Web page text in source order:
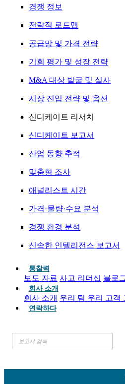
경쟁 정보
전략적 로드맵
공급망 및 가격 전략
기회 평가 및 성장 전략
M&A 대상 발굴 및 실사
시장 진입 전략 및 옵션
신디케이트 리서치
신디케이트 보고서
산업 동향 추적
맞춤형 조사
애널리스트 시간
가격·물량·수요 분석
경쟁 환경 분석
신속한 인텔리전스 보고서
통찰력
보도 자료 사고 리더십 블로
회사 소개
회사 소개 우리 팀 우리 고객
연락하다